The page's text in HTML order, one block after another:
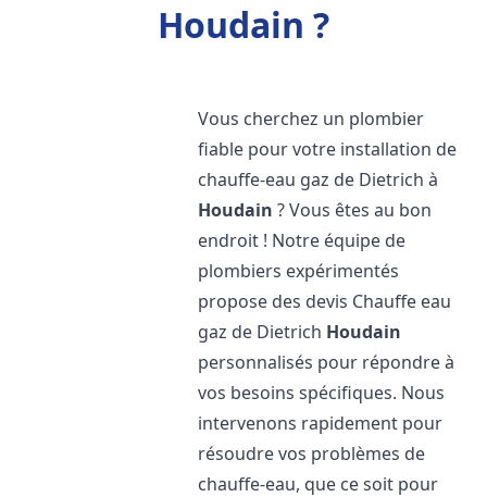
Houdain ?
Vous cherchez un plombier
fiable pour votre installation de
chauffe-eau gaz de Dietrich à
Houdain ? Vous êtes au bon
endroit ! Notre équipe de
plombiers expérimentés
propose des devis Chauffe eau
gaz de Dietrich Houdain
personnalisés pour répondre à
vos besoins spécifiques. Nous
intervenons rapidement pour
résoudre vos problèmes de
chauffe-eau, que ce soit pour